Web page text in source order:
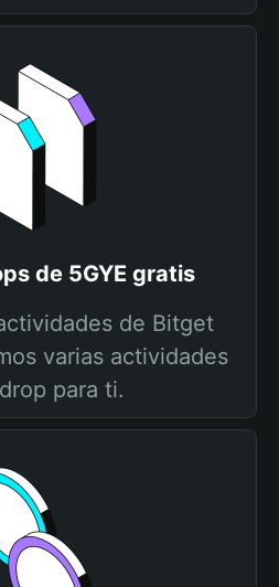
de 5GYE gratis
de Bitget
varias actividades
para ti.